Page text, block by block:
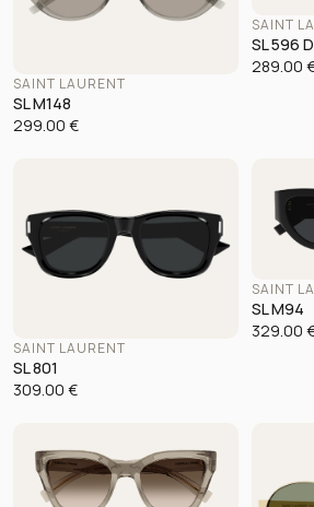
SAINT LAURENT
SL M148
299.00 €
SAINT
SL 596
289.00
SAINT LAURENT
SL 801
309.00 €
SAINT
SL M94
329.00